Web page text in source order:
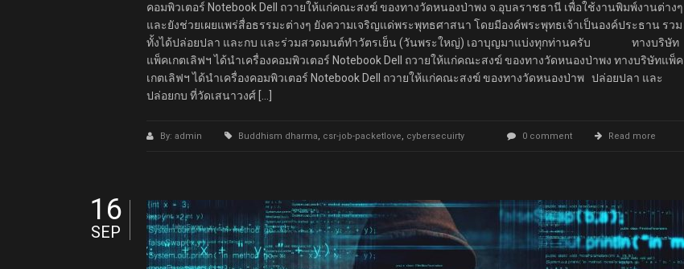
คอมพิวเตอร์ Notebook Dell ถวายให้แก่คณะสงฆ์ ของทางวัดหนองป่าพง จ.อุบลราชธานี เพื่อใช้งานพิมพ์งานต่างๆ
และยังช่วยเผยแพร่สื่อธรรมะต่างๆ ยังความเจริญแด่พระพุทธศาสนา โดยมีองค์พระพุทธเจ้าเป็นองค์ประธาน รวม
ทั้งได้ปล่อยปลา และกบ และร่วมสวดมนต์ทำวัตรเย็น (วันพระใหญ่) เอาบุญมาแบ่งทุกท่านครับ ทางบริษัท
แพ็คเกตเลิฟฯ ได้นำเครื่องคอมพิวเตอร์ Notebook Dell ถวายให้แก่คณะสงฆ์ ของทางวัดหนองป่าพง ทางบริษัทแพ็ค
เกตเลิฟฯ ได้นำเครื่องคอมพิวเตอร์ Notebook Dell ถวายให้แก่คณะสงฆ์ ของทางวัดหนองป่าพ ปล่อยปลา และ
ปล่อยกบ ที่วัดเสนาวงศ์ […]
By: admin Buddhism dharma, csr-job-packetlove, cybersecuirty 0 comment Read more
16
SEP